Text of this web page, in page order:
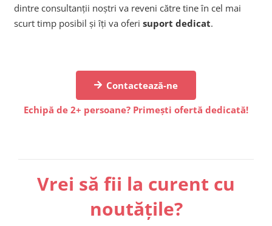
dintre consultanții noștri va reveni către tine în cel mai
scurt timp posibil și îți va oferi suport dedicat.
Contactează-ne
Echipă de 2+ persoane? Primești ofertă dedicată!
Vrei să fii la curent cu
noutățile?